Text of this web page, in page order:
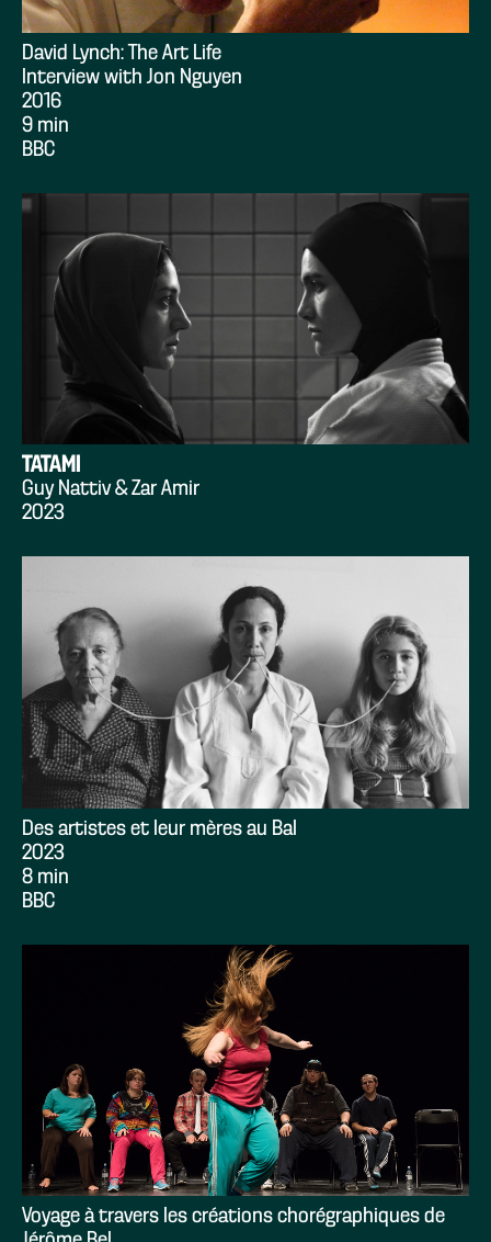
David Lynch: The Art Life
Interview with Jon Nguyen
2016
9 min
BBC
TATAMI
Guy Nattiv & Zar Amir
2023
Des artistes et leur mères au Bal
2023
8 min
BBC
Voyage à travers les créations chorégraphiques de